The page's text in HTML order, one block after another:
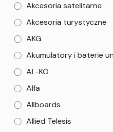
Akcesoria satelitarne
Akcesoria turystyczne
AKG
Akumulatory i baterie
AL-KO
Alfa
Allboards
Allied Telesis